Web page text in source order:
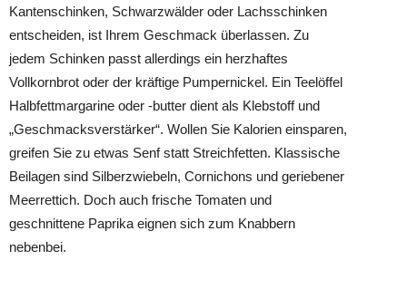
Kantenschinken, Schwarzwälder oder Lachsschinken
entscheiden, ist Ihrem Geschmack überlassen. Zu
jedem Schinken passt allerdings ein herzhaftes
Vollkornbrot oder der kräftige Pumpernickel. Ein Teelöffel
Halbfettmargarine oder -butter dient als Klebstoff und
„Geschmacksverstärker“. Wollen Sie Kalorien einsparen,
greifen Sie zu etwas Senf statt Streichfetten. Klassische
Beilagen sind Silberzwiebeln, Cornichons und geriebener
Meerrettich. Doch auch frische Tomaten und
geschnittene Paprika eignen sich zum Knabbern
nebenbei.